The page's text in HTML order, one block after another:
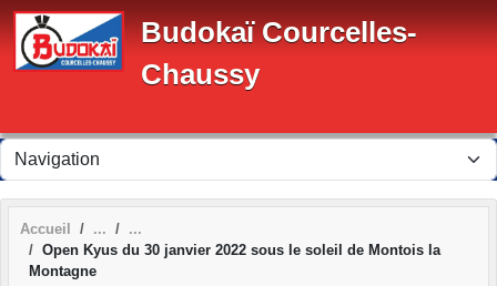
Budokaï Courcelles-
Chaussy
Accueil
Open Kyus du 30 janvier 2022 sous le soleil de Montois la
Montagne
Panneau de gestion des cookies